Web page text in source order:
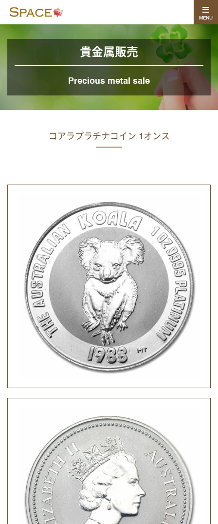
MENU
貴金属販売
Precious metal sale
コアラプラチナコイン 1オンス